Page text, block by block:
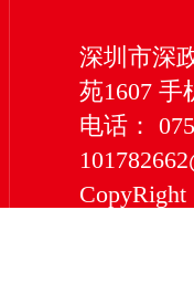
深圳市深
苑1607 手
电话：